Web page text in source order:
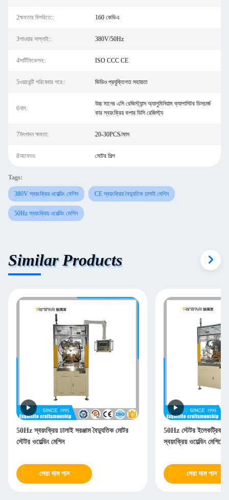
2ক্ষমতার বিপরিতে:: 160 কেভিএ
3পাওয়ার সাপ্লাই:: 380V/50Hz
4সার্টিফিকেশন:: ISO CCC CE
5ওয়ারেন্টি পরিষেবার পরে:: ভিডিও প্রযুক্তিগত সহায়তা
6নাম:
উচ্চ মানের এসি রেজিস্ট্যান্স অ্যালুমিনিয়াম ক্যাপাসিটর ডিসচার্জ
কার স্বয়ংক্রিয় কপার ডিসি রেজিস্ট্য
7উৎপাদন ক্ষমতা: 20-30PCS/মাস
8আবেদন: মোটর শিল্প
Tags:
380V স্বয়ংক্রিয় ওয়েল্ডিং মেশিন CE স্বয়ংক্রিয় বৈদ্যুতিক ঢালাই মেশিন
50Hz স্বয়ংক্রিয় ওয়েল্ডিং মেশিন
Similar Products
50Hz স্বয়ংক্রিয় ঢালাই সরঞ্জাম বৈদ্যুতিক মোটর
স্টেটর ওয়েল্ডিং মেশিন
সেরা দাম পান
50Hz স্টেটর ইলেকট্রিক
স্বয়ংক্রিয় ওয়েল্ডিং মেশিনে
সেরা দাম পান